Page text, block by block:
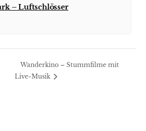
– Luftschlösser
Wanderkino – Stummfilme mit
Live-Musik